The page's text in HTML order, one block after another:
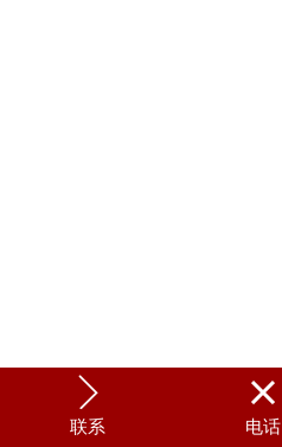

联系

电话